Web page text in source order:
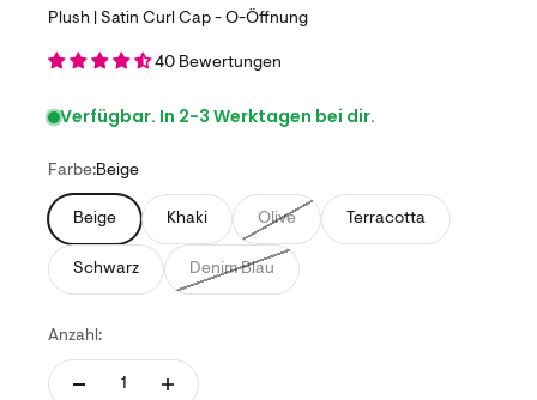
Plush | Satin Curl Cap - O-Öffnung
40 Bewertungen
Verfügbar. In 2-3 Werktagen bei dir.
Farbe:Beige
Beige Khaki Olive Terracotta
Schwarz Denim Blau
Anzahl: